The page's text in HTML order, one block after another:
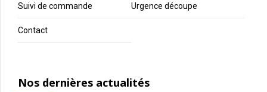
Suivi de commande Urgence découpe
Contact
Nos dernières actualités